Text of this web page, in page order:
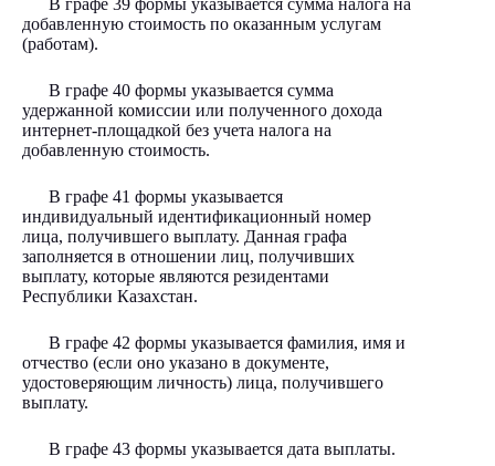
добавленную стоимость по оказанным услугам
(работам).
В графе 40 формы указывается сумма
удержанной комиссии или полученного дохода
интернет-площадкой без учета налога на
добавленную стоимость.
В графе 41 формы указывается
индивидуальный идентификационный номер
лица, получившего выплату. Данная графа
заполняется в отношении лиц, получивших
выплату, которые являются резидентами
Республики Казахстан.
В графе 42 формы указывается фамилия, имя и
отчество (если оно указано в документе,
удостоверяющим личность) лица, получившего
выплату.
В графе 43 формы указывается дата выплаты.